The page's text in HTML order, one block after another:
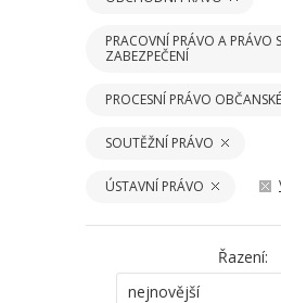
PRACOVNÍ PRÁVO A PRÁVO
ZABEZPEČENÍ
PROCESNÍ PRÁVO OBČANSKÉ
SOUTĚŽNÍ PRÁVO
ÚSTAVNÍ PRÁVO
Řazení:
nejnovější